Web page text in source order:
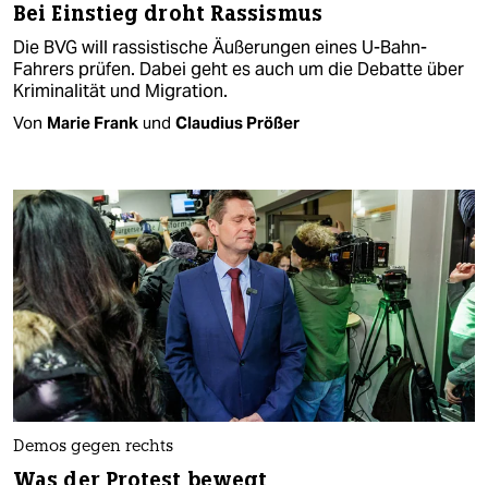
Bei Einstieg droht Rassismus
Die BVG will rassistische Äußerungen eines U-Bahn-
Fahrers prüfen. Dabei geht es auch um die Debatte über
Kriminalität und Migration.
Von Marie Frank und Claudius Prößer
Demos gegen rechts